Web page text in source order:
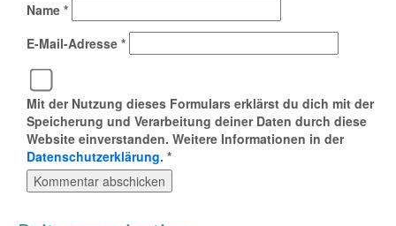
Name *
E-Mail-Adresse *
Mit der Nutzung dieses Formulars erklärst du dich mit der
Speicherung und Verarbeitung deiner Daten durch diese
Website einverstanden. Weitere Informationen in der
Datenschutzerklärung. *